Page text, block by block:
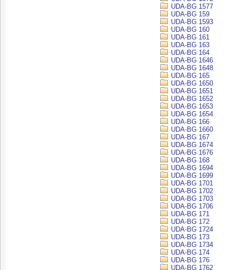
UDA-BG 1577
UDA-BG 159
UDA-BG 1593
UDA-BG 160
UDA-BG 161
UDA-BG 163
UDA-BG 164
UDA-BG 1646
UDA-BG 1648
UDA-BG 165
UDA-BG 1650
UDA-BG 1651
UDA-BG 1652
UDA-BG 1653
UDA-BG 1654
UDA-BG 166
UDA-BG 1660
UDA-BG 167
UDA-BG 1674
UDA-BG 1676
UDA-BG 168
UDA-BG 1694
UDA-BG 1699
UDA-BG 1701
UDA-BG 1702
UDA-BG 1703
UDA-BG 1706
UDA-BG 171
UDA-BG 172
UDA-BG 1724
UDA-BG 173
UDA-BG 1734
UDA-BG 174
UDA-BG 176
UDA-BG 1762